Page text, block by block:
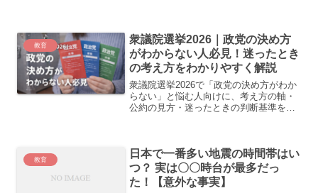
教育
衆議院選挙2026｜政党の決め方
がわからない人必見！迷ったとき
の考え方をわかりやすく解説
衆議院選挙2026で「政党の決め方がわか
らない」と悩む人向けに、考え方の軸・
公約の見方・迷ったときの判断基準をわ
教育
日本で一番多い地震の時間帯はい
つ？ 実は〇〇時台が最多だっ
た！【意外な事実】